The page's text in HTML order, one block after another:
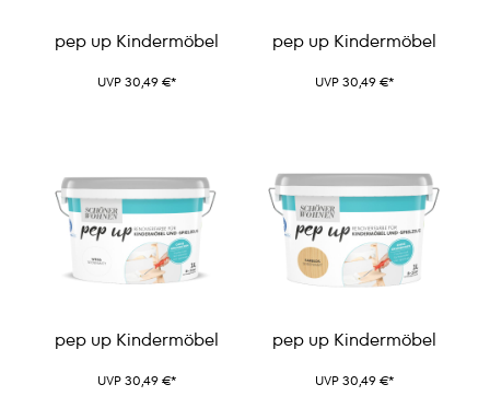
pep up Kindermöbel
UVP 30,49 €*
pep up Kindermöbel
UVP 30,49 €*
pep up Kindermöbel
UVP 30,49 €*
pep up Kindermöbel
UVP 30,49 €*